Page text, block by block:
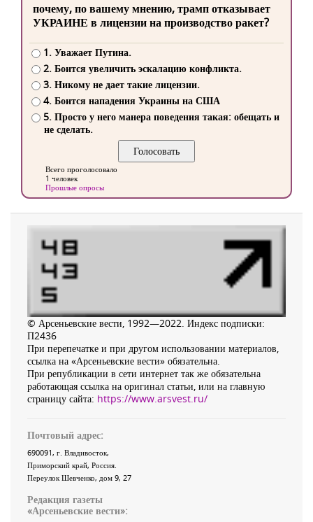
почему, по вашему мнению, трамп отказывает
УКРАИНЕ в лицензии на производство ракет?
1. Уважает Путина.
2. Боится увеличить эскалацию конфликта.
3. Никому не дает такие лицензии.
4. Боится нападения Украины на США
5. Просто у него манера поведения такая: обещать и
не сделать.
Всего проголосовало
1 человек
Прошлые опросы
© Арсеньевские вести, 1992—2022. Индекс подписки:
П2436
При перепечатке и при другом использовании материалов,
ссылка на «Арсеньевские вести» обязательна.
При републикации в сети интернет так же обязательна
работающая ссылка на оригинал статьи, или на главную
страницу сайта: https://www.arsvest.ru/
Почтовый адрес:
690091, г. Владивосток,
Приморский край, Россия
Переулок Шевченко, дом 9, 27
Редакция газеты
«Арсеньевские вести»: